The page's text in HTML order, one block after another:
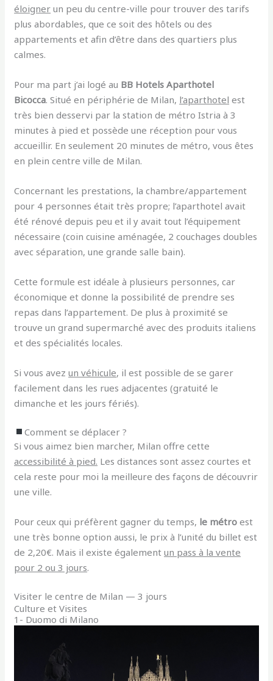
éloigner un peu du centre-ville pour trouver des tarifs
plus abordables, que ce soit des hôtels ou des
appartements et afin d’être dans des quartiers plus
calmes.
Pour ma part j’ai logé au BB Hotels Aparthotel
Bicocca.Situé en périphérie de Milan, l’aparthotel est
très bien desservi par la station de métro Istria à 3
minutes à pied et possède une réception pour vous
accueillir. En seulement 20 minutes de métro, vous êtes
en plein centre ville de Milan.
Concernant les prestations, la chambre/appartement
pour 4 personnes était très propre; l’aparthotel avait
été rénové depuis peu et il y avait tout l’équipement
nécessaire (coin cuisine aménagée, 2 couchages doubles
avec séparation, une grande salle bain).
Cette formule est idéale à plusieurs personnes, car
économique et donne la possibilité de prendre ses
repas dans l’appartement. De plus à proximité se
trouve un grand supermarché avec des produits italiens
et des spécialités locales.
Si vous avezun véhicule, il est possible de se garer
facilement dans les rues adjacentes (gratuité le
dimanche et les jours fériés).
Comment se déplacer ?
Si vous aimez bien marcher, Milan offre cette
accessibilité à pied. Les distances sont assez courtes et
cela reste pour moi la meilleure des façons de découvrir
une ville.
Pour ceux qui préfèrent gagner du temps, le métro est
une très bonne option aussi, le prix à l’unité du billet est
de 2,20€. Mais il existe égalementun pass à la vente
pour 2 ou 3 jours.
Visiter le centre de Milan — 3 jours
Culture et Visites
1- Duomo di Milano